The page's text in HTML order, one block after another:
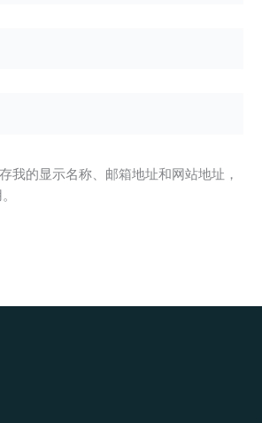
我的显示名称、邮箱地址和网站地址，